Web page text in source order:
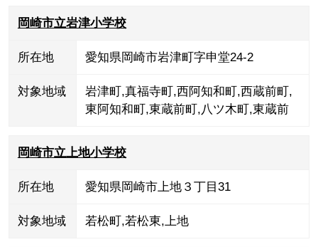
岡崎市立岩津小学校
所在地 愛知県岡崎市岩津町字申堂24-2
対象地域 岩津町,真福寺町,西阿知和町,西蔵前町,
東阿知和町,東蔵前町,八ツ木町,東蔵前
岡崎市立上地小学校
所在地 愛知県岡崎市上地３丁目31
対象地域 若松町,若松東,上地